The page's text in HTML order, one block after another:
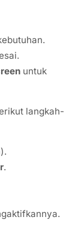
untuk
langkah-
.